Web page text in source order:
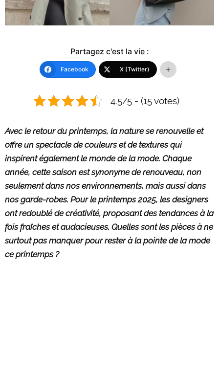
Partagez c'est la vie :
Facebook X (Twitter)
4.5/5 - (15 votes)
Avec le retour du printemps, la nature se renouvelle et
offre un spectacle de couleurs et de textures qui
inspirent également le monde de la mode. Chaque
année, cette saison est synonyme de renouveau, non
seulement dans nos environnements, mais aussi dans
nos garde-robes. Pour le printemps 2025, les designers
ont redoublé de créativité, proposant des tendances à la
fois fraîches et audacieuses. Quelles sont les pièces à ne
surtout pas manquer pour rester à la pointe de la mode
ce printemps ?